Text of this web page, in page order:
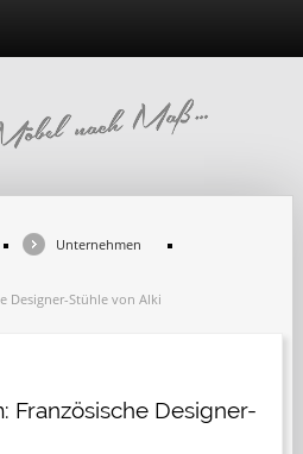
Unternehmen
Designer-Stühle von Alki
Französische Designer-